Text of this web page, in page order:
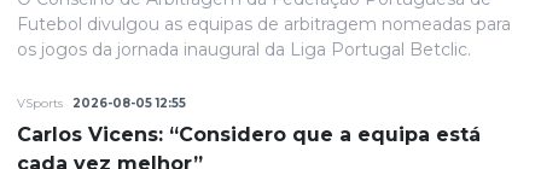
Futebol divulgou as equipas de arbitragem nomeadas para
os jogos da jornada inaugural da Liga Portugal Betclic.
VSports 2026-08-05 12:55
Carlos Vicens: “Considero que a equipa está
cada vez melhor”